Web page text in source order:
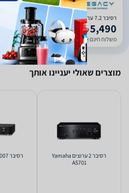
5
(
154
)
רסיבר 7.2 ערוצים Marantz Cinema 70S 8K
₪5,490
משלוח חינם עד 5 ימי עסקים
מוצרים שאולי יעניינו אותך
רסיבר ‏2 ‏ערוצים Yamaha
AS701
רסיבר Marantz PM6007